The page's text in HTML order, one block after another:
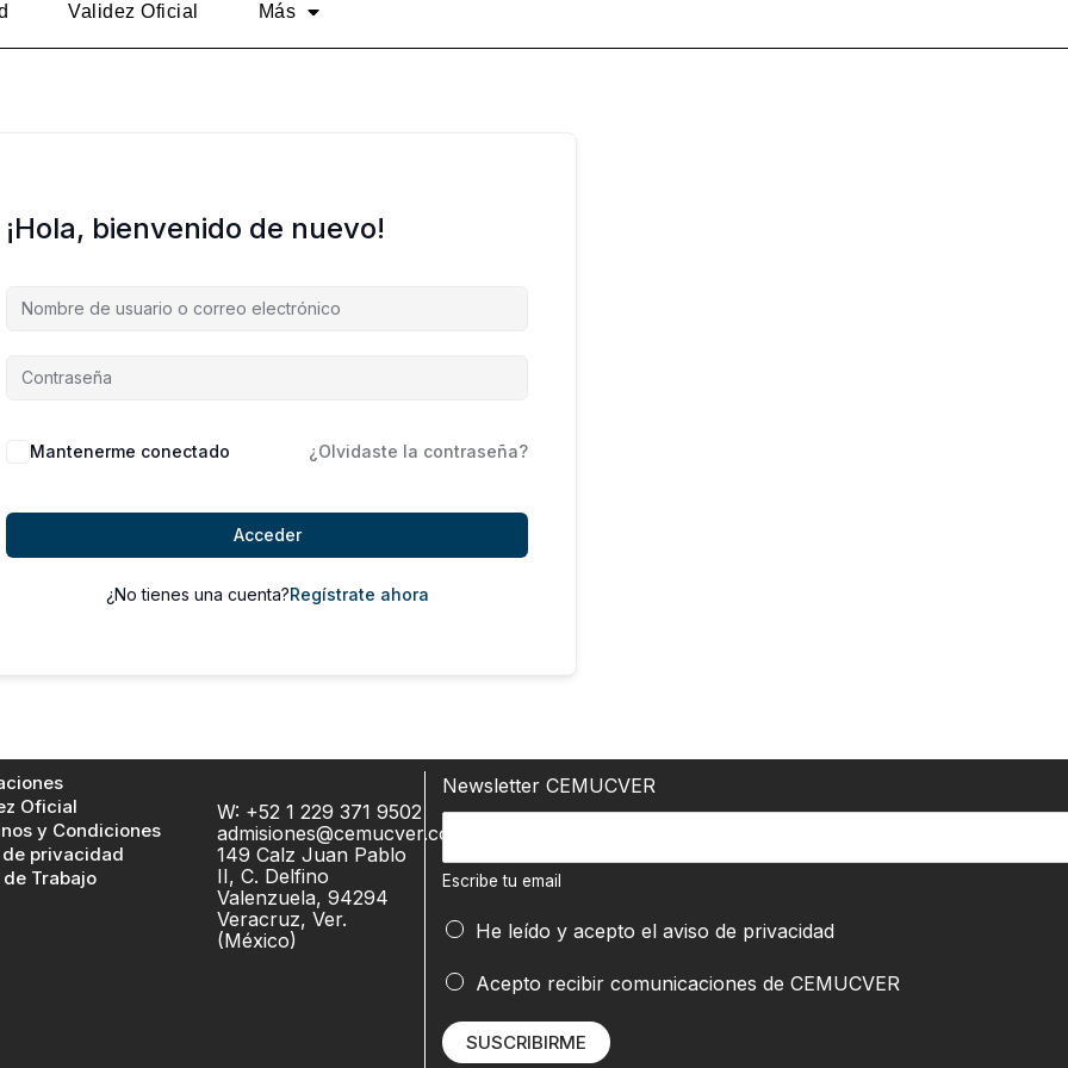
Validez Oficial Más
¡Hola, bienvenido de nuevo!
Alternative:
Mantenerme conectado ¿Olvidaste la contraseña?
Acceder
¿No tienes una cuenta?Regístrate ahora
Oficial
y Condiciones
de privacidad
de Trabajo
W: +52 1 229 371 9502
admisiones@cemucver.com
149 Calz Juan Pablo
II, C. Delfino
Valenzuela, 94294
Veracruz, Ver.
(México)
Newsletter CEMUCVER
c
i
b
e
t
u
Escribe tu email
He leído y acepto elaviso de privacidad
e
a
i
Acepto recibir comunicaciones de CEMUCVER
SUSCRIBIRME